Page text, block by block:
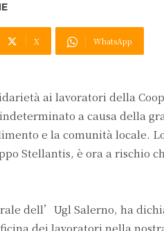
X WhatsApp
ai lavoratori della
a causa della
e la comunità locale.
Stellantis, è ora a rischio
dell’Ugl Salerno, ha
dei lavoratori nella